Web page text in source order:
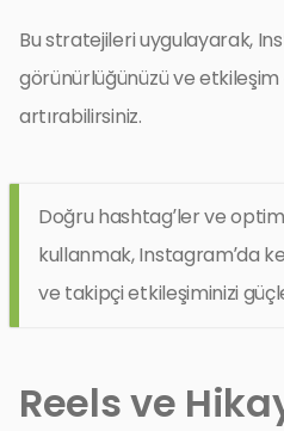
Bu stratejileri uygulayarak,
görünürlüğünüzü ve etkileşim
artırabilirsiniz.
Doğru hashtag’ler ve
kullanmak, Instagram’da
ve takipçi etkileşiminizi
Reels ve